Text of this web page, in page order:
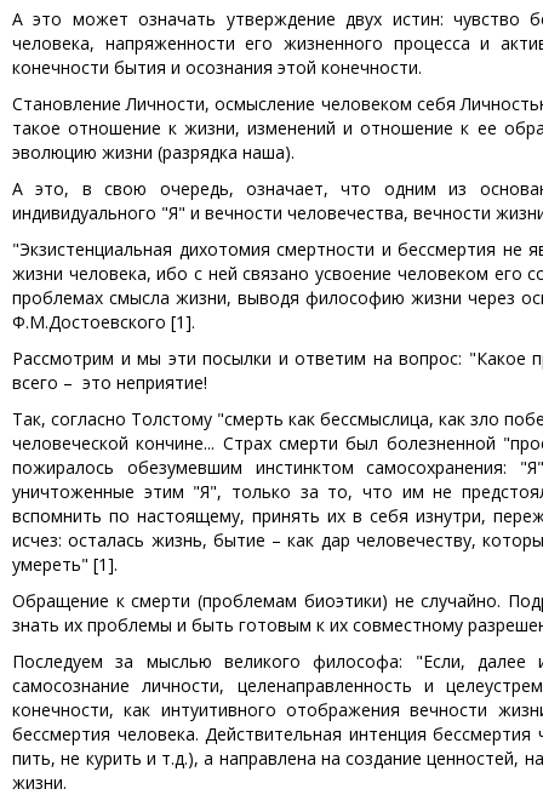
А это может означать утверждение двух истин: чувство
человека, напряженности его жизненного процесса и
конечности бытия и осознания этой конечности.
Становление Личности, осмысление человеком себя
такое отношение к жизни, изменений и отношение к ее
эволюцию жизни (разрядка наша).
А это, в свою очередь, означает, что одним из
индивидуального "Я" и вечности человечества, вечности
"Экзистенциальная дихотомия смертности и бессмертия
жизни человека, ибо с ней связано усвоение человеком
проблемах смысла жизни, выводя философию жизни через
Ф.М.Достоевского [1].
Рассмотрим и мы эти посылки и ответим на вопрос: "Какое
всего – это неприятие!
Так, согласно Толстому "смерть как бессмыслица, как зло
человеческой кончине... Страх смерти был болезненной
пожиралось обезумевшим инстинктом
уничтоженные этим "Я", только за то, что им не
вспомнить по настоящему, принять их в себя изнутри,
исчез: осталась жизнь, бытие – как дар человечеству,
умереть" [1].
Обращение к смерти (проблемам биоэтики) не случайно.
знать их проблемы и быть готовым к их совместному
Последуем за мыслью великого философа: "Если, далее
самосознание личности, целенаправленность и
конечности, как интуитивного отображения вечности
бессмертия человека. Действительная интенция
пить, не курить и т.д.), а направлена на создание
жизни.